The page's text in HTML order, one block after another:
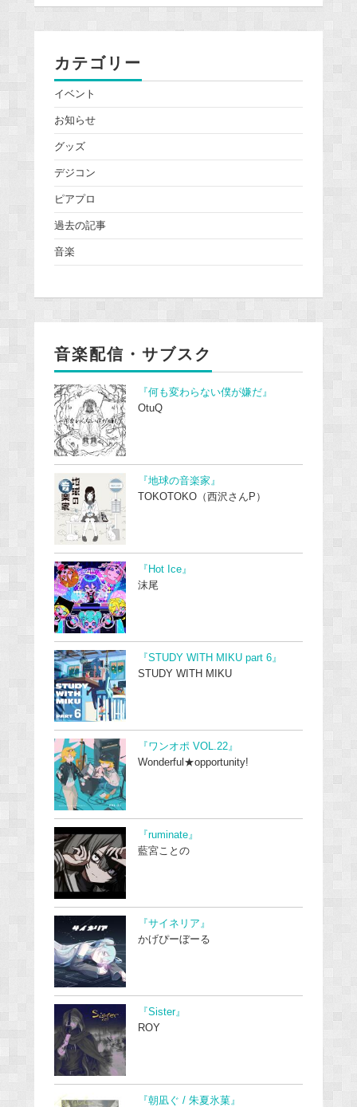
カテゴリー
イベント
お知らせ
グッズ
デジコン
ピアプロ
過去の記事
音楽
音楽配信・サブスク
『何も変わらない僕が嫌だ』
OtuQ
『地球の音楽家』
TOKOTOKO（西沢さんP）
『Hot Ice』
沫尾
『STUDY WITH MIKU part 6』
STUDY WITH MIKU
『ワンオポ VOL.22』
Wonderful★opportunity!
『ruminate』
藍宮ことの
『サイネリア』
かげぴーぼーる
『Sister』
ROY
『朝凪ぐ / 朱夏氷菓』